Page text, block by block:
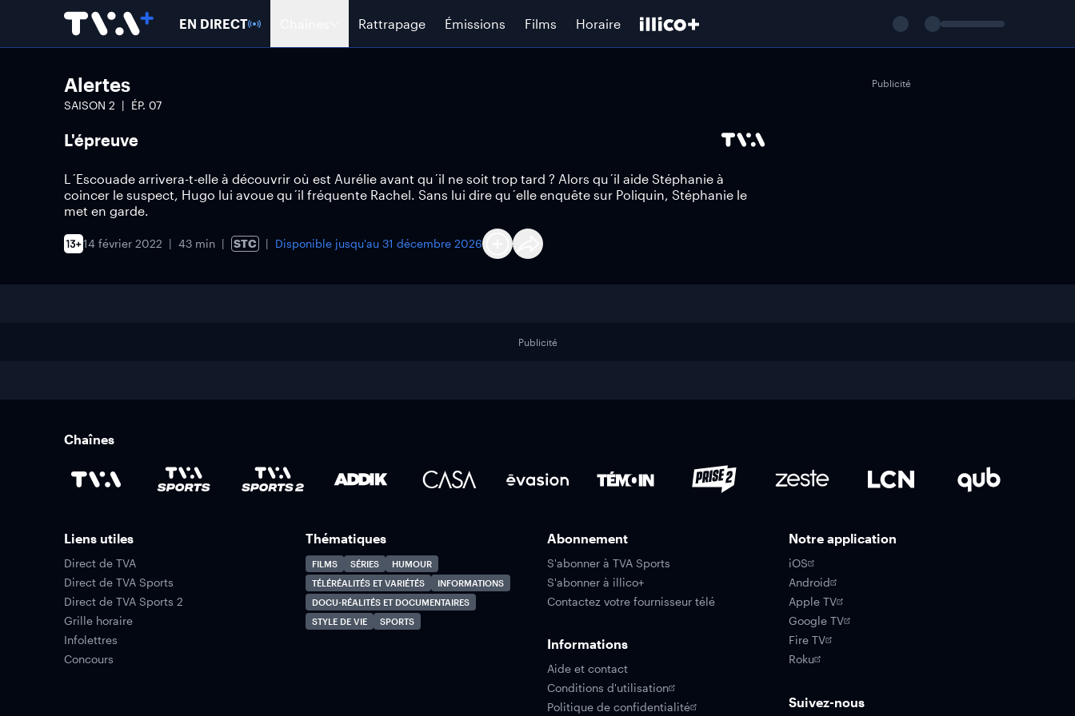
EN DIRECT Rattrapage Émissions Films Horaire
Alertes
SAISON 2 ÉP. 07
L'épreuve
L´Escouade arrivera-t-elle à découvrir où est Aurélie avant qu´il ne soit trop tard ? Alors qu´il aide Stéphanie à
coincer le suspect, Hugo lui avoue qu´il fréquente Rachel. Sans lui dire qu´elle enquête sur Poliquin, Stéphanie le
met en garde.
14 février 2022 43 min STC Disponible jusqu'au 31 décembre 2026
Publicité
Publicité
Chaînes
Liens utiles
Direct de TVA
Direct de TVA Sports
Direct de TVA Sports 2
Grille horaire
Infolettres
Concours
Thématiques
FILMS SÉRIES
HUMOUR
TÉLÉRÉALITÉS ET VARIÉTÉS
INFORMATIONS
DOCU-RÉALITÉS ET DOCUMENTAIRES
STYLE DE VIE
SPORTS
Abonnement
S'abonner à TVA Sports
S'abonner à illico+
Contactez votre fournisseur télé
Informations
Aide et contact
Conditions d'utilisation
Politique de confidentialité
Notre application
iOS
Android
Apple TV
Google TV
Fire TV
Roku
Suivez-nous